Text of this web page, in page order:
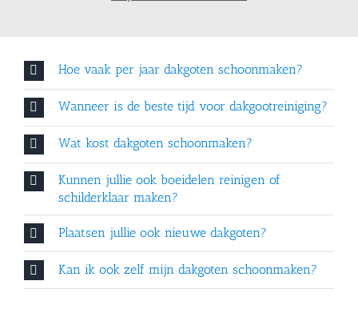
Hoe vaak per jaar dakgoten schoonmaken?
Wanneer is de beste tijd voor dakgootreiniging?
Wat kost dakgoten schoonmaken?
Kunnen jullie ook boeidelen reinigen of
schilderklaar maken?
Plaatsen jullie ook nieuwe dakgoten?
Kan ik ook zelf mijn dakgoten schoonmaken?